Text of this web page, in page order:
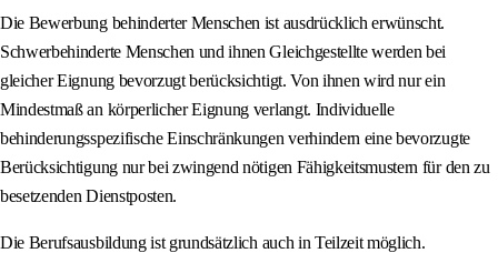
Die Bewerbung behinderter Menschen ist ausdrücklich erwünscht.
Schwerbehinderte Menschen und ihnen Gleichgestellte werden bei
gleicher Eignung bevorzugt berücksichtigt. Von ihnen wird nur ein
Mindestmaß an körperlicher Eignung verlangt. Individuelle
behinderungsspezifische Einschränkungen verhindern eine bevorzugte
Berücksichtigung nur bei zwingend nötigen Fähigkeitsmustern für den zu
besetzenden Dienstposten.
Die Berufsausbildung ist grundsätzlich auch in Teilzeit möglich.